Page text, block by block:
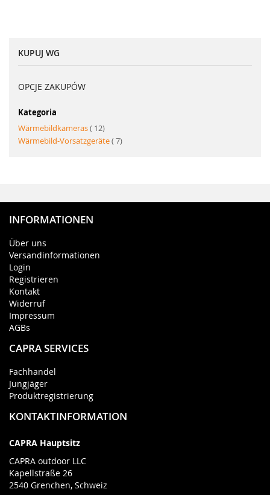
KUPUJ WG
OPCJE ZAKUPÓW
Kategoria
Wärmebildkameras
12produkt
Wärmebild-Vorsatzgeräte 7produkt
INFORMATIONEN
Über uns
Versandinformationen
Login
Registrieren
Kontakt
Widerruf
Impressum
AGBs
CAPRA SERVICES
Fachhandel
Jungjäger
Produktregistrierung
KONTAKTINFORMATION
CAPRA Hauptsitz
CAPRA outdoor LLC
Kapellstraße 26
2540 Grenchen, Schweiz